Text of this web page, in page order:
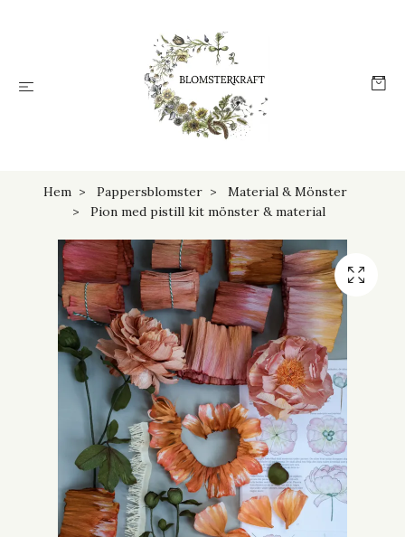
Hem Pappersblomster
Material & Mönster
Pion med pistill kit mönster & material